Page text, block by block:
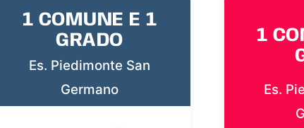
1 COMUNE E 1
GRADO
Es. Piedimonte San
Germano
1
Es.